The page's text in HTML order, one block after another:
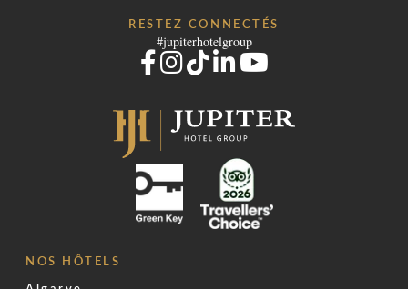
NOS HÔTELS
RESTEZ CONNECTÉS
#jupiterhotelgroup